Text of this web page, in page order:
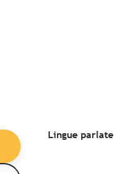
Lingue parlate
Lingue parlate